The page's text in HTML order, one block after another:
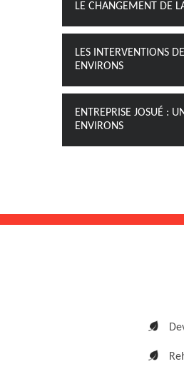
LE CHANGEMENT DE
LES INTERVENTIONS
ENVIRONS
ENTREPRISE JOSUÉ :
ENVIRONS